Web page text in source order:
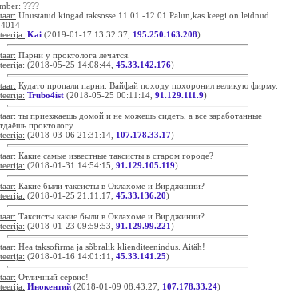
????
Unustatud kingad taksosse 11.01.-12.01.Palun,kas keegi on leidnud.
Kai (2019-01-17 13:32:37, 195.250.163.208)
Парни у проктолога лечатся.
(2018-05-25 14:08:44, 45.33.142.176)
Кудато пропали парни. Вайфай походу похоронил великую фирму.
Trubo4ist (2018-05-25 00:11:14, 91.129.111.9)
ты приезжаешь домой и не можешь сидеть, а все заработанные
проктологу
(2018-03-06 21:31:14, 107.178.33.17)
Какие самые известные таксисты в старом городе?
(2018-01-31 14:54:15, 91.129.105.119)
Какие были таксисты в Оклахоме и Вирджинии?
(2018-01-25 21:11:17, 45.33.136.20)
Таксисты какие были в Оклахоме и Вирджинии?
(2018-01-23 09:59:53, 91.129.99.221)
Hea taksofirma ja sõbralik klienditeenindus. Aitäh!
(2018-01-16 14:01:11, 45.33.141.25)
Отличный сервис!
Инокентий (2018-01-09 08:43:27, 107.178.33.24)